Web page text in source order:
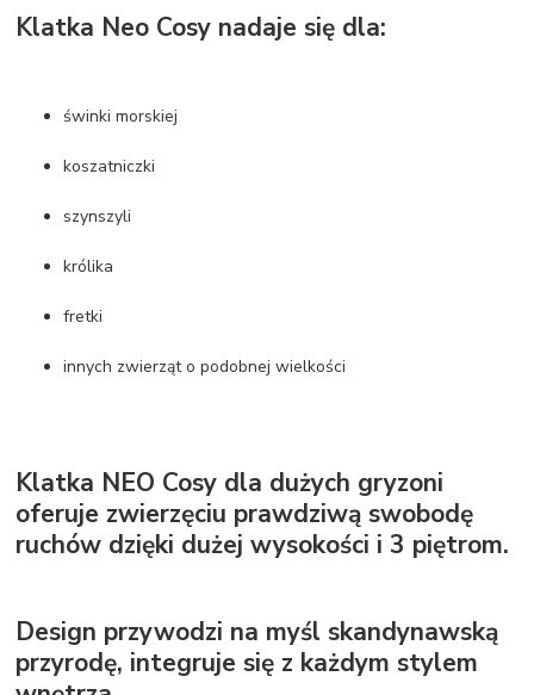
Klatka Neo Cosy nadaje się dla:
świnki morskiej
koszatniczki
szynszyli
królika
fretki
innych zwierząt o podobnej wielkości
Klatka NEO Cosy dla dużych gryzoni
oferuje zwierzęciu prawdziwą swobodę
ruchów dzięki dużej wysokości i 3 piętrom.
Design przywodzi na myśl skandynawską
przyrodę, integruje się z każdym stylem